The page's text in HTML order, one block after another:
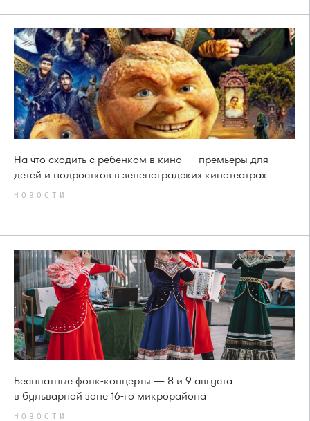
На что сходить с ребенком в кино — премьеры для
детей и подростков в зеленоградских кинотеатрах
НОВОСТИ
Бесплатные фолк-концерты — 8 и 9 августа
в бульварной зоне 16-го микрорайона
НОВОСТИ